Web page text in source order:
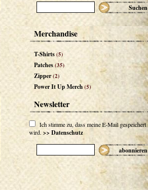
Suchen
Merchandise
T-Shirts(5)
Patches(35)
Zipper(2)
Power It Up Merch(5)
Newsletter
Ich stimme zu, dass meine E-Mail gespeichert
wird. >> Datenschutz
abonnieren